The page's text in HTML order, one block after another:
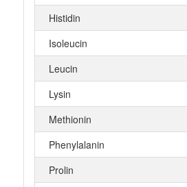
Histidin
Isoleucin
Leucin
Lysin
Methionin
Phenylalanin
Prolin